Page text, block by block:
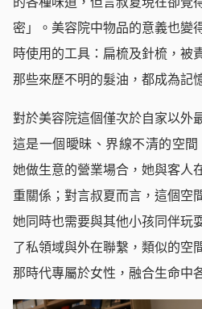
密」。美容院中物品的意義也變
時使用的工具：扁梳及針梳，被
那些來歷不明的髮油，都成為記
對於美容院這個僅次於自家以外
這是一個曖昧、界線不清的空
她做生意的營業場合，她與客人
重關係；對言叔夏而言，這個空
她同時也需要與其他小孩同伴玩
了私領域與外在聯繫，類似的空
那時代專屬於女性，融合生命中